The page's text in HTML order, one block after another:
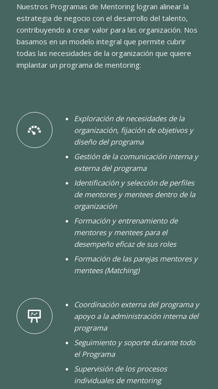
Nuestros Programas de Mentoring logran alinear la
estrategia de negocio con el desarrollo del talento,
contribuyendo a crear valor para las organización. Nos
basamos en un modelo integral que permite cubrir
todas las necesidades de la organización que quiere
implantar un programa de mentoring:
Exploración de necesidades de la
organización, fijación de objetivos y
diseño del programa
Gestión de la comunicación interna y
externa del programa
Identificación y selección de perfiles
de mentores y mentees dentro de la
organización
Formación y entrenamiento de
mentores y mentees para el
desempeño eficaz de sus roles
Formación de las parejas mentores y
mentees (Matching)
Coordinación externa del programa y
apoyo a la administración interna del
programa
Seguimiento y soporte durante todo
el Programa
Supervisión de los procesos
individuales de mentoring